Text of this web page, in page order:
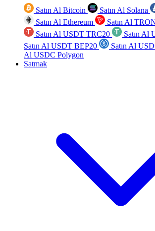
Satın Al Bitcoin Satın Al Solana
Satın Al Ethereum
Satın Al
Satın Al USDT TRC20
Satın Al
Satın Al USDT BEP20
Satın Al
Al USDC Polygon
Satmak